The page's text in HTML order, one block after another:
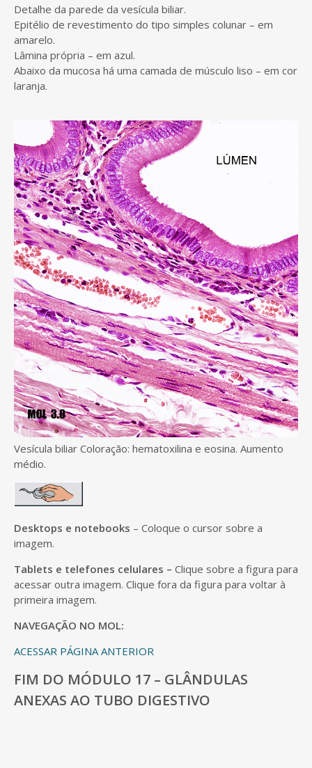
t
e
n
t
Detalhe da parede da vesícula biliar.
Epitélio de revestimento do tipo simples colunar – em
amarelo.
Lâmina própria – em azul.
Abaixo da mucosa há uma camada de músculo liso – em cor
laranja.
Vesícula biliar Coloração: hematoxilina e eosina. Aumento
médio.
Desktops e notebooks – Coloque o cursor sobre a
imagem.
Tablets e telefones celulares – Clique sobre a figura para
acessar outra imagem. Clique fora da figura para voltar à
primeira imagem.
NAVEGAÇÃO NO MOL:
ACESSAR PÁGINA ANTERIOR
FIM DO MÓDULO 17 – GLÂNDULAS
ANEXAS AO TUBO DIGESTIVO